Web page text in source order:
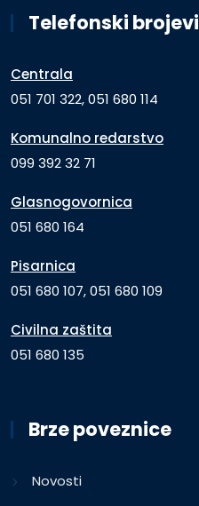
Telefonski brojevi
Centrala
051 701 322, 051 680 114
Komunalno redarstvo
099 392 32 71
Glasnogovornica
051 680 164
Pisarnica
051 680 107, 051 680 109
Civilna zaštita
051 680 135
Brze poveznice
Novosti